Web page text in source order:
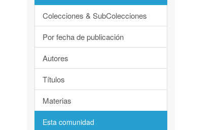
Colecciones & SubColecciones
Por fecha de publicación
Autores
Títulos
Materias
Esta comunidad